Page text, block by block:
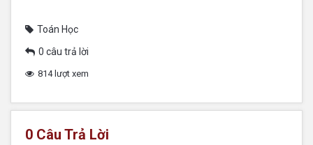
Toán Học
0 câu trả lời
814 lượt xem
0 Câu Trả Lời